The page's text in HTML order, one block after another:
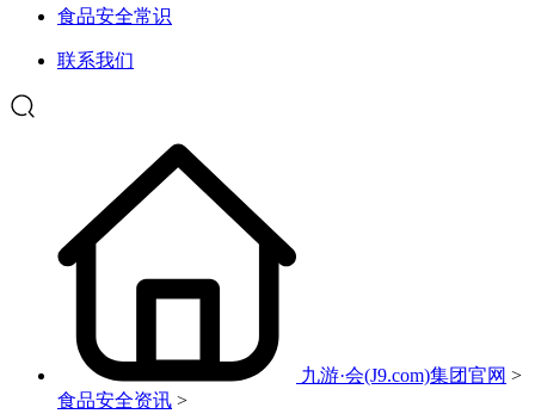
食品安全常识
联系我们
九游·会(J9.com)集团官网 >
食品安全资讯 >